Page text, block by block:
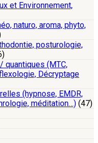
et Environnement,
naturo, aroma, phyto,
posturologie,
quantiques (MTC,
Décryptage
(hypnose, EMDR,
méditation…) (47)